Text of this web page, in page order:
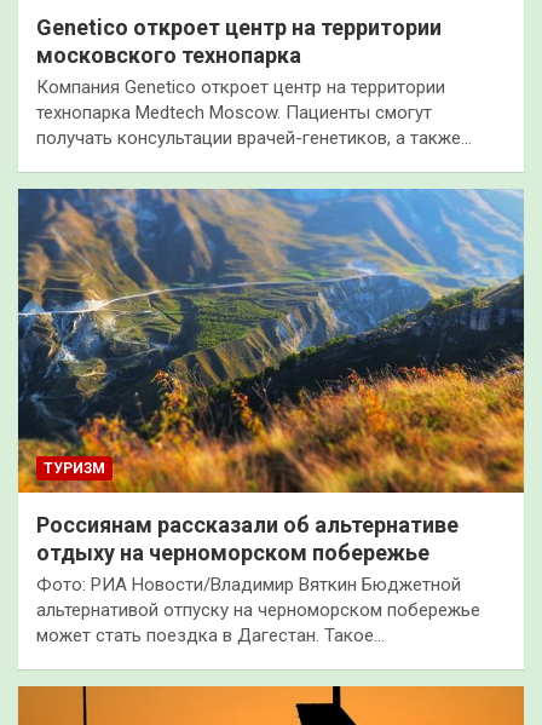
Genetico откроет центр на территории
московского технопарка
Компания Genetico откроет центр на территории
технопарка Medtech Moscow. Пациенты смогут
получать консультации врачей-генетиков, а также…
ТУРИЗМ
Россиянам рассказали об альтернативе
отдыху на черноморском побережье
Фото: РИА Новости/Владимир Вяткин Бюджетной
альтернативой отпуску на черноморском побережье
может стать поездка в Дагестан. Такое…